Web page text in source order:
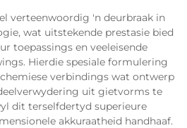
verteenwoordig 'n deurbraak in
wat uitstekende prestasie bied
toepassings en veeleisende
Hierdie spesiale formulering
verbindings wat ontwerp
uit gietvorms te
dit terselfdertyd superieure
akkuraatheid handhaaf.